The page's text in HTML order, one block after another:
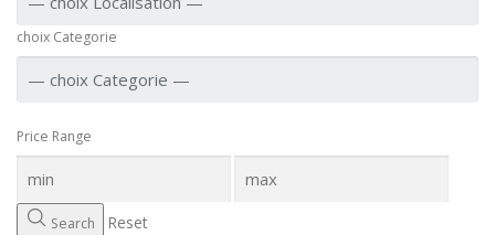
choix Categorie
Price Range
Search Reset